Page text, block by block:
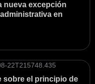
nueva excepción
en
sobre el principio de